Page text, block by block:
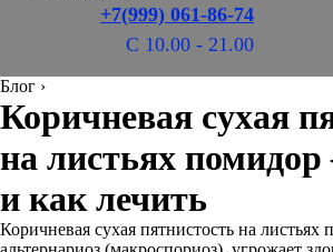
+7(999) 061-86-74
С 10.00 - 21.00
Блог ›
Коричневая сухая
на листьях
и как лечить
Коричневая сухая пятнистость на листьях